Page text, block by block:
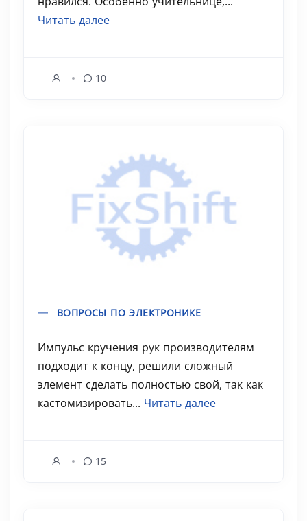
Читать далее
10
ВОПРОСЫ ПО ЭЛЕКТРОНИКЕ
Импульс кручения рук производителям
подходит к концу, решили сложный
элемент сделать полностью свой, так как
кастомизировать... Читать далее
15